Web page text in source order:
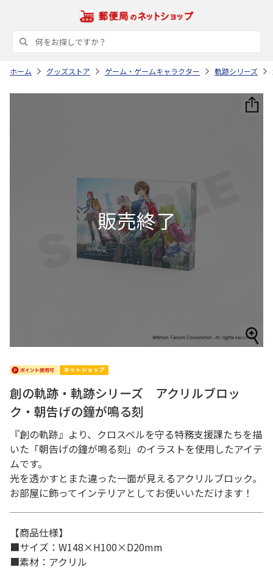
ホーム グッズストア ゲーム・ゲームキャラクター 軌跡シリーズ
創の軌跡・軌跡シリーズ アクリルブロッ
ク・朝告げの鐘が鳴る刻
『創の軌跡』より、クロスベルを守る特務支援課たちを描
いた「朝告げの鐘が鳴る刻」のイラストを使用したアイテ
ムです。
光を透かすとまた違った一面が見えるアクリルブロック。
お部屋に飾ってインテリアとしてお使いいただけます！
【商品仕様】
■サイズ：W148×H100×D20mm
■素材：アクリル